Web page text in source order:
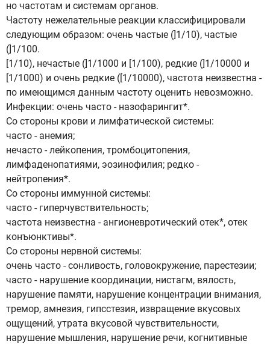
но частотам и системам органов.
Частоту нежелательные реакции классифицировали
следующим образом: очень частые (]1/10), частые
(]1/100.
[1/10), нечастые (]1/1000 и [1/100), редкие (]1/10000 и
[1/1000) и очень редкие ([1/10000), частота неизвестна -
по имеющимся данным частоту оценить невозможно.
Инфекции: очень часто - назофарингит*.
Со стороны крови и лимфатической системы:
часто - анемия;
нечасто - лейкопения, тромбоцитопения,
лимфаденопатиями, эозинофилия; редко -
нейтропения*.
Со стороны иммунной системы:
часто - гиперчувствительность;
частота неизвестна - ангионевротический отек*, отек
конъюнктивы*.
Со стороны нервной системы:
очень часто - сонливость, головокружение, парестезии;
часто - нарушение координации, нистагм, вялость,
нарушение памяти, нарушение концентрации внимания,
тремор, амнезия, гипсстезия, извращение вкусовых
ощущений, утрата вкусовой чувствительности,
нарушение мышления, нарушение речи, когнитивные